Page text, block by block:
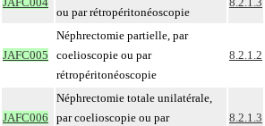
ou par rétropéritonéoscopie
JAFC005
Néphrectomie partielle, par
coelioscopie ou par
rétropéritonéoscopie
8.2.1.2
JAFC006
Néphrectomie totale unilatérale,
par coelioscopie ou par
8.2.1.3